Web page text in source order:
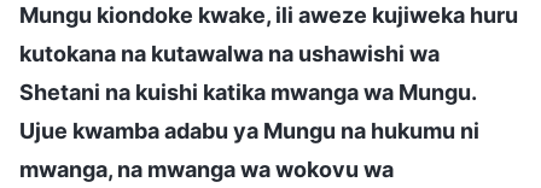
Mungu kiondoke kwake, ili aweze kujiweka huru
kutokana na kutawalwa na ushawishi wa
Shetani na kuishi katika mwanga wa Mungu.
Ujue kwamba adabu ya Mungu na hukumu ni
mwanga, na mwanga wa wokovu wa